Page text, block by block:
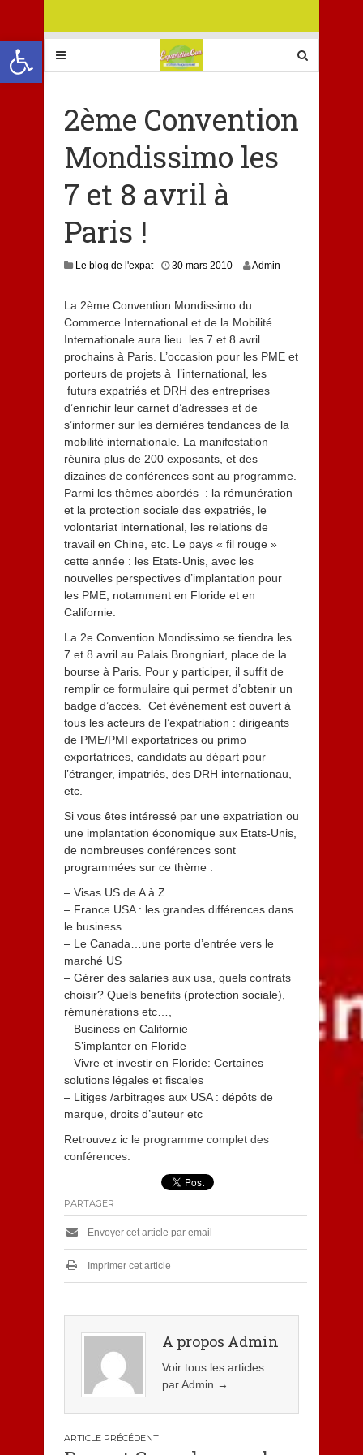
Ouvrir la barre d’outils
2ème Convention
Mondissimo les
7 et 8 avril à
Paris !
Le blog de l'expat 30 mars 2010 Admin
La 2ème Convention Mondissimo du
Commerce International et de la Mobilité
Internationale aura lieu les 7 et 8 avril
prochains à Paris. L’occasion pour les PME et
porteurs de projets à l’international, les
futurs expatriés et DRH des entreprises
d’enrichir leur carnet d’adresses et de
s’informer sur les dernières tendances de la
mobilité internationale. La manifestation
réunira plus de 200 exposants, et des
dizaines de conférences sont au programme.
Parmi les thèmes abordés : la rémunération
et la protection sociale des expatriés, le
volontariat international, les relations de
travail en Chine, etc. Le pays « fil rouge »
cette année : les Etats-Unis, avec les
nouvelles perspectives d’implantation pour
les PME, notamment en Floride et en
Californie.
La 2e Convention Mondissimo se tiendra les
7 et 8 avril au Palais Brongniart, place de la
bourse à Paris. Pour y participer, il suffit de
remplir ce formulaire qui permet d’obtenir un
badge d’accès. Cet événement est ouvert à
tous les acteurs de l’expatriation : dirigeants
de PME/PMI exportatrices ou primo
exportatrices, candidats au départ pour
l’étranger, impatriés, des DRH internationau,
etc.
Si vous êtes intéressé par une expatriation ou
une implantation économique aux Etats-Unis,
de nombreuses conférences sont
programmées sur ce thème :
– Visas US de A à Z
– France USA : les grandes différences dans
le business
– Le Canada…une porte d’entrée vers le
marché US
– Gérer des salaries aux usa, quels contrats
choisir? Quels benefits (protection sociale),
rémunérations etc…,
– Business en Californie
– S’implanter en Floride
– Vivre et investir en Floride: Certaines
solutions légales et fiscales
– Litiges /arbitrages aux USA : dépôts de
marque, droits d’auteur etc
Retrouvez ic le programme complet des
conférences.
PARTAGER
Envoyer cet article par email
Imprimer cet article
A propos Admin
Voir tous les articles
par Admin →
Navigation